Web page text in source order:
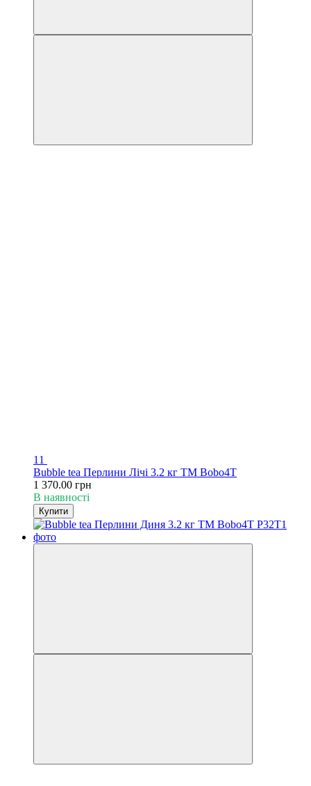
11
Bubble tea Перлини Лічі 3.2 кг TM Bobo4T
1 370.00 грн
В наявності
Купити